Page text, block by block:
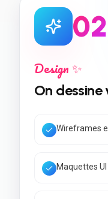
03
On
Code rapide
SEO local +